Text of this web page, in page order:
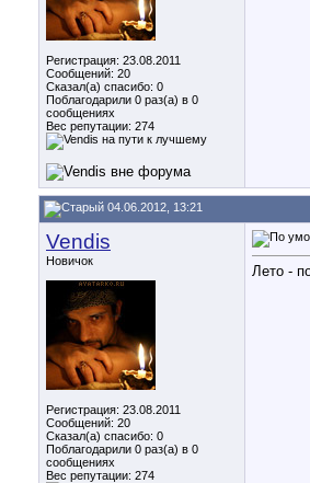
Регистрация: 23.08.2011
Сообщений: 20
Сказал(а) спасибо: 0
Поблагодарили 0 раз(а) в 0
сообщениях
Вес репутации: 274
04.06.2012, 13:21
Vendis
Новичок
Регистрация: 23.08.2011
Сообщений: 20
Сказал(а) спасибо: 0
Поблагодарили 0 раз(а) в 0
сообщениях
Вес репутации: 274
Лето -